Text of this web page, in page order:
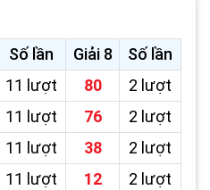
Số lần Giải 8
Số lần
11 lượt 80
2 lượt
11 lượt 76
2 lượt
11 lượt 38
2 lượt
11 lượt 12
2 lượt